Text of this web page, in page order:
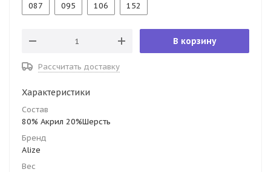
087 095 106 152
В корзину
Рассчитать доставку
Характеристики
Состав
80% Акрил 20%Шерсть
Бренд
Alize
Вес